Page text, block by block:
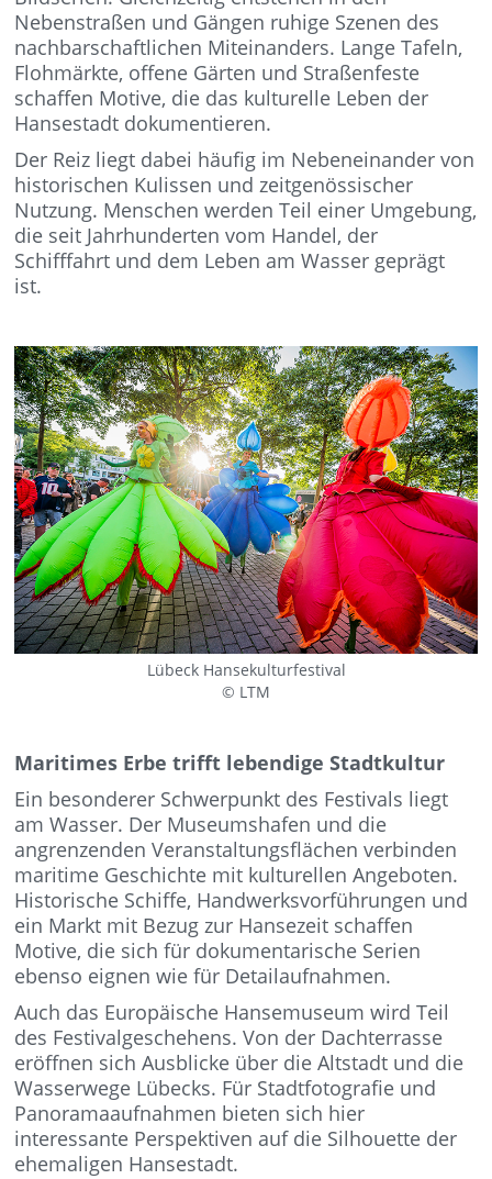
Nebenstraßen und Gängen ruhige Szenen des
nachbarschaftlichen Miteinanders. Lange Tafeln,
Flohmärkte, offene Gärten und Straßenfeste
schaffen Motive, die das kulturelle Leben der
Hansestadt dokumentieren.
Der Reiz liegt dabei häufig im Nebeneinander von
historischen Kulissen und zeitgenössischer
Nutzung. Menschen werden Teil einer Umgebung,
die seit Jahrhunderten vom Handel, der
Schifffahrt und dem Leben am Wasser geprägt
ist.
Lübeck Hansekulturfestival
© LTM
Maritimes Erbe trifft lebendige Stadtkultur
Ein besonderer Schwerpunkt des Festivals liegt
am Wasser. Der Museumshafen und die
angrenzenden Veranstaltungsflächen verbinden
maritime Geschichte mit kulturellen Angeboten.
Historische Schiffe, Handwerksvorführungen und
ein Markt mit Bezug zur Hansezeit schaffen
Motive, die sich für dokumentarische Serien
ebenso eignen wie für Detailaufnahmen.
Auch das Europäische Hansemuseum wird Teil
des Festivalgeschehens. Von der Dachterrasse
eröffnen sich Ausblicke über die Altstadt und die
Wasserwege Lübecks. Für Stadtfotografie und
Panoramaaufnahmen bieten sich hier
interessante Perspektiven auf die Silhouette der
ehemaligen Hansestadt.